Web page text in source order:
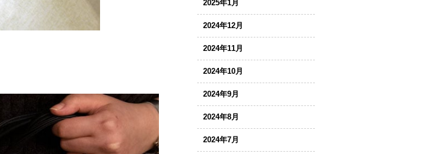
2025年1月
2024年12月
2024年11月
2024年10月
2024年9月
2024年8月
2024年7月